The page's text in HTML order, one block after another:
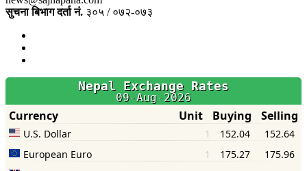
सुचना बिभाग दर्ता नं. ३०५ / ०७२-०७३